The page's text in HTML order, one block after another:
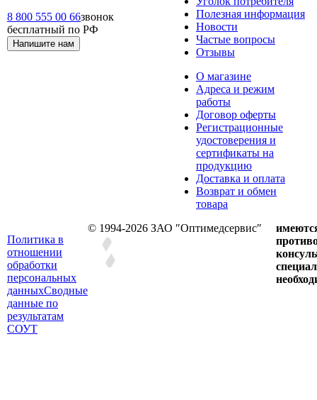
8 800 555 00 66звонок
бесплатный по РФ
Напишите нам
Полезная информация
Новости
Частые вопросы
Отзывы
О магазине
Адреса и режим
работы
Договор оферты
Регистрационные
удостоверения и
сертификаты на
продукцию
Доставка и оплата
Возврат и обмен
товара
Политика в
отношении
обработки
персональных
данныхСводные
данные по
результатам
СОУТ
© 1994-2026 ЗАО ″Оптимедсервис″